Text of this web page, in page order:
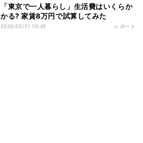
「東京で一人暮らし」生活費はいくらか
かる? 家賃8万円で試算してみた
2026/03/31 10:45 レポート